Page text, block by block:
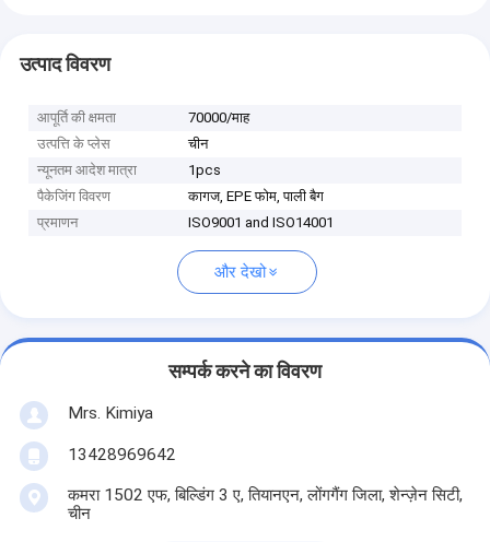
उत्पाद विवरण
आपूर्ति की क्षमता
70000/माह
उत्पत्ति के प्लेस
चीन
न्यूनतम आदेश मात्रा
1pcs
पैकेजिंग विवरण
कागज, EPE फोम, पाली बैग
प्रमाणन
ISO9001 and ISO14001
और देखो
सम्पर्क करने का विवरण
Mrs. Kimiya
13428969642
कमरा 1502 एफ, बिल्डिंग 3 ए, तियानएन, लोंगगैंग जिला, शेन्ज़ेन सिटी,
चीन